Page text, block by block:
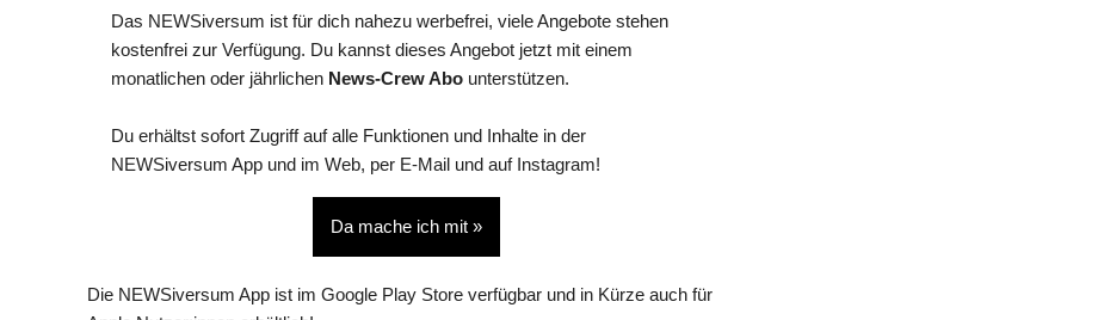
Das NEWSiversum ist für dich nahezu werbefrei, viele Angebote stehen
kostenfrei zur Verfügung. Du kannst dieses Angebot jetzt mit einem
monatlichen oder jährlichen News-Crew Abo unterstützen.
Du erhältst sofort Zugriff auf alle Funktionen und Inhalte in der
NEWSiversum App und im Web, per E-Mail und auf Instagram!
Da mache ich mit »
Die NEWSiversum App ist im Google Play Store verfügbar und in Kürze auch für